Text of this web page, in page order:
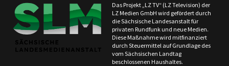
Das Projekt „LZ TV“ (LZ Television) der
LZ Medien GmbH wird gefördert durch
die Sächsische Landesanstalt für
privaten Rundfunk und neue Medien.
Diese Maßnahme wird mitfinanziert
durch Steuermittel auf Grundlage des
vom Sächsischen Landtag
beschlossenen Haushaltes.